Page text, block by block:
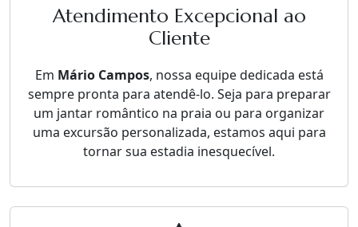
Atendimento Excepcional ao
Cliente
Em Mário Campos, nossa equipe dedicada está
sempre pronta para atendê-lo. Seja para preparar
um jantar romântico na praia ou para organizar
uma excursão personalizada, estamos aqui para
tornar sua estadia inesquecível.